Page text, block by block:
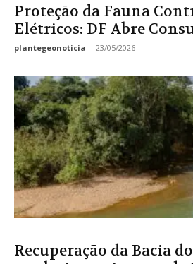
Proteção da Fauna
Elétricos: DF Abre
plantegeonoticia - 23/05/2026
Recuperação da Bacia